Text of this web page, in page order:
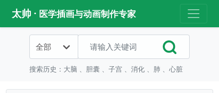
太帅 · 医学插画与动画制作专家
全部
搜索历史： 大脑 、 胆囊 、 子宫 、 消化 、 肺 、 心脏